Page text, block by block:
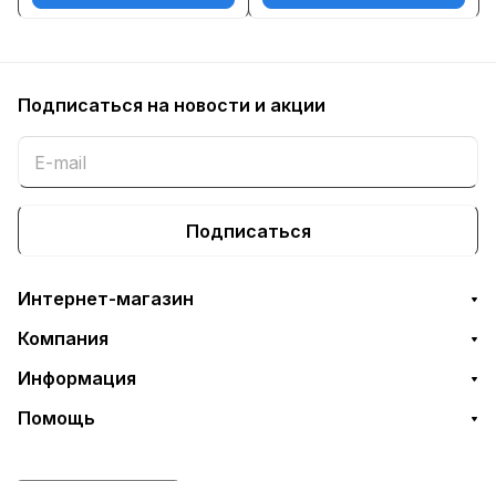
Подписаться на новости и акции
Подписаться
Интернет-магазин
Компания
Информация
Помощь